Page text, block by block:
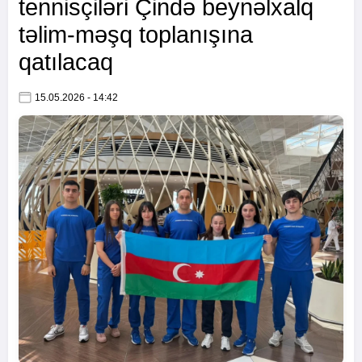
tennisçiləri Çində beynəlxalq
təlim-məşq toplanışına
qatılacaq
15.05.2026 - 14:42